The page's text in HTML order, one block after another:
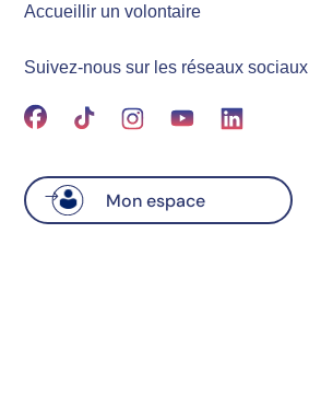
Accueillir un volontaire
Suivez-nous sur les réseaux sociaux
Mon espace